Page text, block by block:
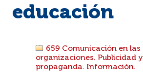
educación
659 Comunicación en las
organizaciones. Publicidad y
propaganda. Información.